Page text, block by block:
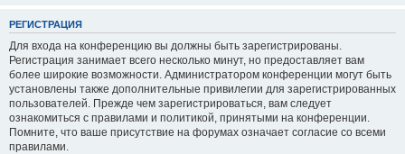
РЕГИСТРАЦИЯ
Для входа на конференцию вы должны быть зарегистрированы.
Регистрация занимает всего несколько минут, но предоставляет вам
более широкие возможности. Администратором конференции могут быть
установлены также дополнительные привилегии для зарегистрированных
пользователей. Прежде чем зарегистрироваться, вам следует
ознакомиться с правилами и политикой, принятыми на конференции.
Помните, что ваше присутствие на форумах означает согласие со всеми
правилами.